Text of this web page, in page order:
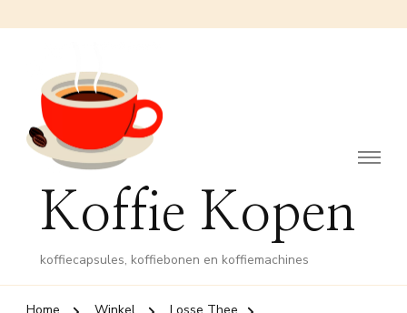
Koffie Kopen
koffiecapsules, koffiebonen en koffiemachines